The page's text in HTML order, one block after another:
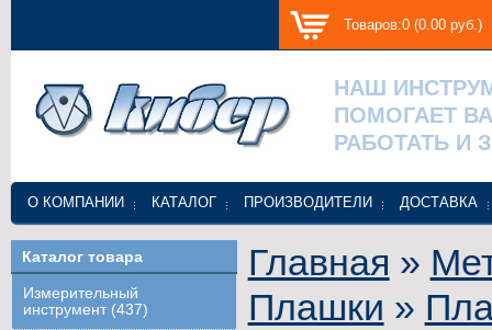
Товаров:0 (0.00 руб.)
НАШ
ПОМОГАЕТ
РАБОТАТЬ И
О КОМПАНИИ КАТАЛОГ ПРОИЗВОДИТЕЛИ ДОСТАВКА
Каталог товара
Измерительный
инструмент (437)
Главная »
Плашки »